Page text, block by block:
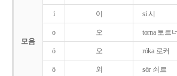
모음
í 이 sí 시
o 오 torna 토르너
ó 오 róka 로커
ö 외 sör 쇠르